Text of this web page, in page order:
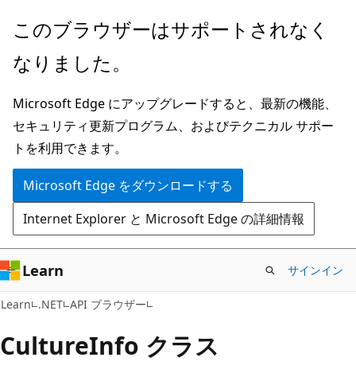
メ
ン
ン
テ
ン
ツ
に
ス
キ
ッ
プ
ペ
ジ
ナ
ビ
ゲ
ー
シ
ョ
ン
に
ス
キ
ッ
プ
このブラウザーはサポートされなく
なりました。
Microsoft Edge にアップグレードすると、最新の機能、
セキュリティ更新プログラム、およびテクニカル サポー
トを利用できます。
Microsoft Edge をダウンロードする
Internet Explorer と Microsoft Edge の詳細情報
Learn サインイン
Learn .NET API ブラウザー
CultureInfo クラス